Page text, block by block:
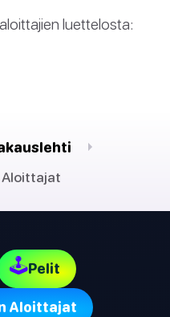
luettelosta:
Aloittajat
🕹Pelit
Aloittajat